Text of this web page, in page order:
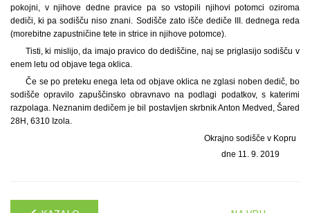
pokojni, v njihove dedne pravice pa so vstopili njihovi potomci oziroma
dediči, ki pa sodišču niso znani. Sodišče zato išče dediče III. dednega reda
(morebitne zapustničine tete in strice in njihove potomce).
Tisti, ki mislijo, da imajo pravico do dediščine, naj se priglasijo sodišču v
enem letu od objave tega oklica.
Če se po preteku enega leta od objave oklica ne zglasi noben dedič, bo
sodišče opravilo zapuščinsko obravnavo na podlagi podatkov, s katerimi
razpolaga. Neznanim dedičem je bil postavljen skrbnik Anton Medved, Šared
28H, 6310 Izola.
Okrajno sodišče v Kopru
dne 11. 9. 2019